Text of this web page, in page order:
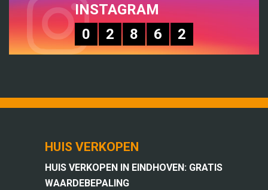
INSTAGRAM
0
2 8 6 2
HUIS VERKOPEN
HUIS VERKOPEN IN EINDHOVEN: GRATIS
WAARDEBEPALING